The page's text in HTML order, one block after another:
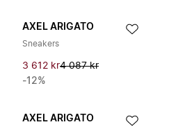
AXEL ARIGATO
Sneakers
3 612 kr4 087 kr
-12%
AXEL ARIGATO